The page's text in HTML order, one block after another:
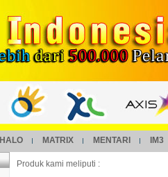
HALO MATRIX MENTARI IM3
Produk kami meliputi :